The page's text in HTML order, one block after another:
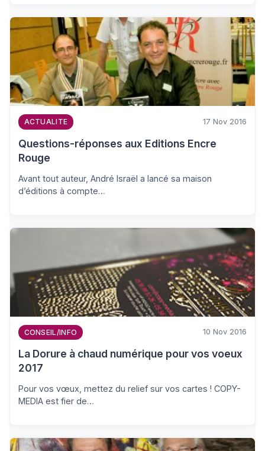
ACTUALITE 17 Nov 2016
Questions-réponses aux Editions Encre
Rouge
Avant tout auteur, André Israël a lancé sa maison
d’éditions à compte…
CONSEIL/INFO 10 Nov 2016
La Dorure à chaud numérique pour vos voeux
2017
Pour vos vœux, mettez du relief sur vos cartes ! COPY-
MEDIA est fier de…